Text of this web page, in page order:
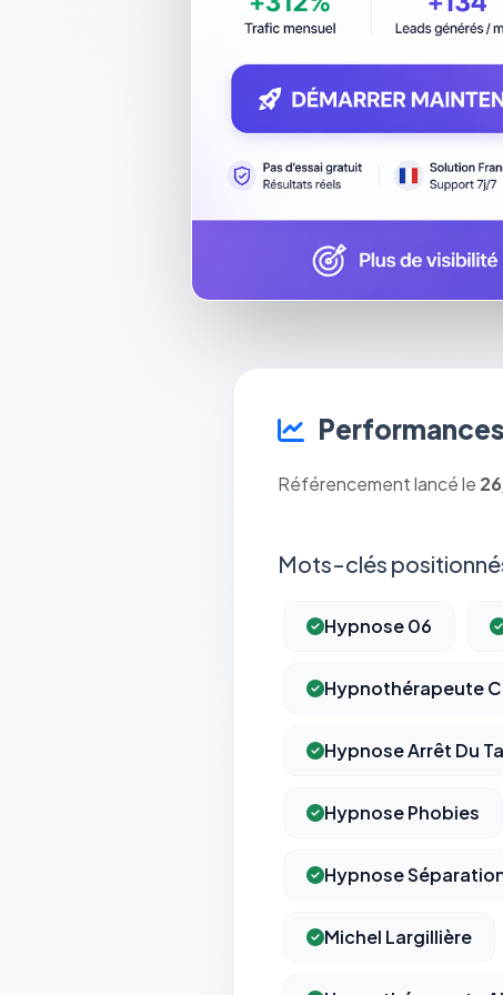
Référencement lancé le
Mots-clés
Hypnose 06
Hypnothérapeute
Hypnose Arrêt Du
Hypnose Phobies
Hypnose
Michel Largillière